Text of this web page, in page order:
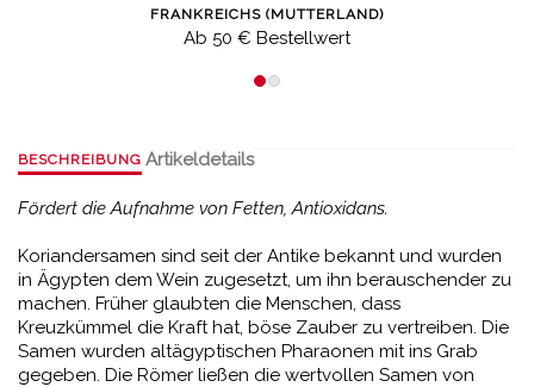
FRANKREICHS (MUTTERLAND)
Ab 50 € Bestellwert
BESCHREIBUNG Artikeldetails
Fördert die Aufnahme von Fetten, Antioxidans.
Koriandersamen sind seit der Antike bekannt und wurden
in Ägypten dem Wein zugesetzt, um ihn berauschender zu
machen. Früher glaubten die Menschen, dass
Kreuzkümmel die Kraft hat, böse Zauber zu vertreiben. Die
Samen wurden altägyptischen Pharaonen mit ins Grab
gegeben. Die Römer ließen die wertvollen Samen von